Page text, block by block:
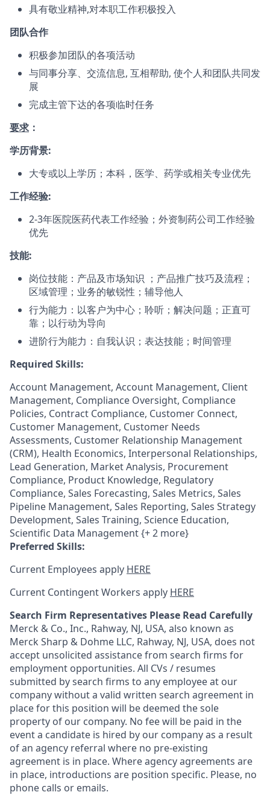
具有敬业精神,对本职工作积极投入
团队合作
积极参加团队的各项活动
与同事分享、交流信息, 互相帮助, 使个人和团队共同发
展
完成主管下达的各项临时任务
要求 ：
学历背景:
大专或以上学历；本科，医学、药学或相关专业优先
工作经验:
2-3年医院医药代表工作经验；外资制药公司工作经验
优先
技能:
岗位技能：产品及市场知识 ；产品推广技巧及流程；
区域管理；业务的敏锐性；辅导他人
行为能力：以客户为中心；聆听；解决问题；正直可
靠；以行动为导向
进阶行为能力：自我认识；表达技能；时间管理
Required Skills:
Account Management, Account Management, Client
Management, Compliance Oversight, Compliance
Policies, Contract Compliance, Customer Connect,
Customer Management, Customer Needs
Assessments, Customer Relationship Management
(CRM), Health Economics, Interpersonal Relationships,
Lead Generation, Market Analysis, Procurement
Compliance, Product Knowledge, Regulatory
Compliance, Sales Forecasting, Sales Metrics, Sales
Pipeline Management, Sales Reporting, Sales Strategy
Development, Sales Training, Science Education,
Scientific Data Management {+ 2 more}
Preferred Skills:
Current Employees apply HERE
Current Contingent Workers apply HERE
Search Firm Representatives Please Read Carefully
Merck & Co., Inc., Rahway, NJ, USA, also known as
Merck Sharp & Dohme LLC, Rahway, NJ, USA, does not
accept unsolicited assistance from search firms for
employment opportunities. All CVs / resumes
submitted by search firms to any employee at our
company without a valid written search agreement in
place for this position will be deemed the sole
property of our company. No fee will be paid in the
event a candidate is hired by our company as a result
of an agency referral where no pre-existing
agreement is in place. Where agency agreements are
in place, introductions are position specific. Please, no
phone calls or emails.